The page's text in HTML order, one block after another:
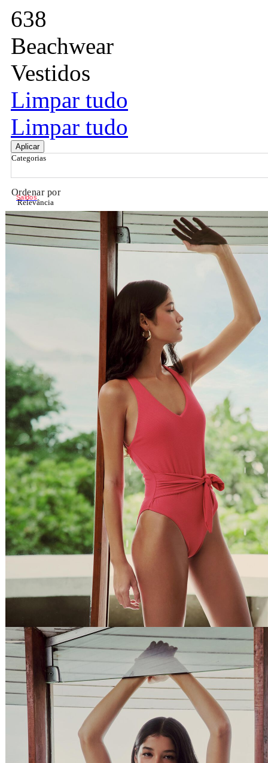
638
Beachwear
Vestidos
Limpar tudo
Limpar tudo
Aplicar
Categorias
Ordenar por
Relevância
Relevância
Preço Crescente
Preço Decrescente
Nome do Produto A - Z
Nome do Produto Z - A
Saldos